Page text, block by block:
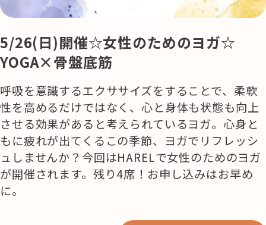
5/26(日)開催☆女性のためのヨガ☆
YOGA×骨盤底筋
呼吸を意識するエクササイズをすることで、柔軟
性を高めるだけではなく、心と身体も状態も向上
させる効果があると考えられているヨガ。心身と
もに疲れが出てくるこの季節、ヨガでリフレッシ
ュしませんか？今回はHARELで女性のためのヨガ
が開催されます。残り4席！お申し込みはお早め
に。